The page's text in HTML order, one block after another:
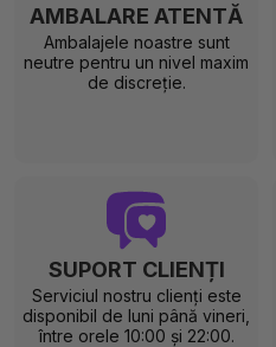
AMBALARE ATENTĂ
Ambalajele noastre sunt
neutre pentru un nivel maxim
de discreție.
SUPORT CLIENȚI
Serviciul nostru clienți este
disponibil de luni până vineri,
între orele 10:00 și 22:00.